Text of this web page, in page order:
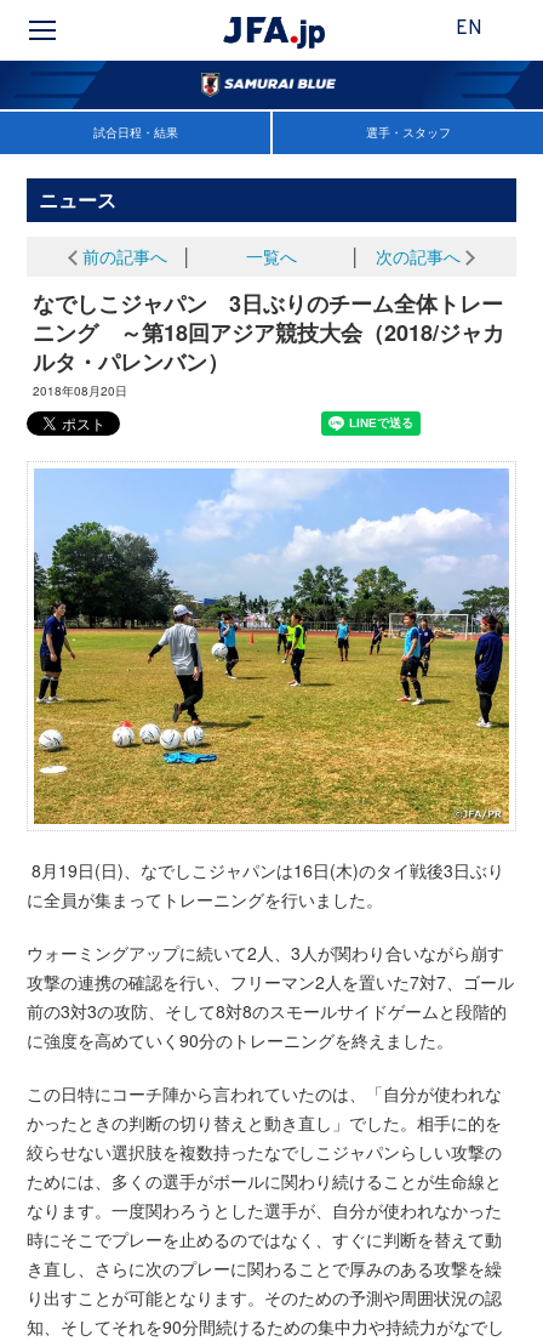
EN
試合日程・結果 選手・スタッフ
ニュース
前の記事へ 一覧へ 次の記事へ
なでしこジャパン 3日ぶりのチーム全体トレー
ニング ～第18回アジア競技大会（2018/ジャカ
ルタ・パレンバン）
2018年08月20日
8月19日(日)、なでしこジャパンは16日(木)のタイ戦後3日ぶり
に全員が集まってトレーニングを行いました。
ウォーミングアップに続いて2人、3人が関わり合いながら崩す
攻撃の連携の確認を行い、フリーマン2人を置いた7対7、ゴール
前の3対3の攻防、そして8対8のスモールサイドゲームと段階的
に強度を高めていく90分のトレーニングを終えました。
この日特にコーチ陣から言われていたのは、「自分が使われな
かったときの判断の切り替えと動き直し」でした。相手に的を
絞らせない選択肢を複数持ったなでしこジャパンらしい攻撃の
ためには、多くの選手がボールに関わり続けることが生命線と
なります。一度関わろうとした選手が、自分が使われなかった
時にそこでプレーを止めるのではなく、すぐに判断を替えて動
き直し、さらに次のプレーに関わることで厚みのある攻撃を繰
り出すことが可能となります。そのための予測や周囲状況の認
知、そしてそれを90分間続けるための集中力や持続力がなでし